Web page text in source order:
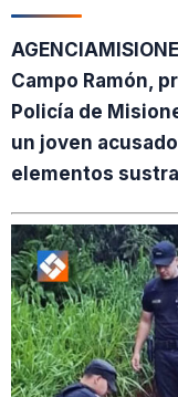
Campo Ramón,
Policía de
un joven
elementos